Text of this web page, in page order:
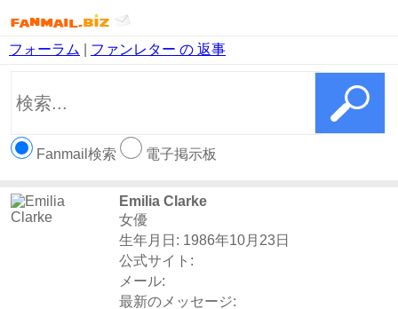
フォーラム ファンレター の 返事
Fanmail検索 電子掲示板
Emilia Clarke
女優
生年月日: 1986年10月23日
公式サイト:
メール:
最新のメッセージ: